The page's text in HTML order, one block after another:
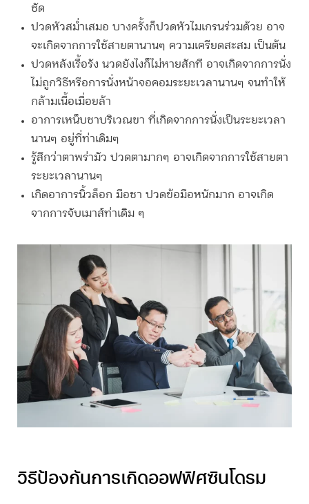
ชัด
ปวดหัวสม่ำเสมอ บางครั้งก็ปวดหัวไมเกรนร่วมด้วย อาจ
จะเกิดจากการใช้สายตานานๆ ความเครียดสะสม เป็นต้น
ปวดหลังเรื้อรัง นวดยังไงก็ไม่หายสักที อาจเกิดจากการนั่ง
ไม่ถูกวิธีหรือการนั่งหน้าจอคอมระยะเวลานานๆ จนทำให้
กล้ามเนื้อเมื่อยล้า
อาการเหน็บชาบริเวณขา ที่เกิดจากการนั่งเป็นระยะเวลา
นานๆ อยู่ที่ท่าเดิมๆ
รู้สึกว่าตาพร่ามัว ปวดตามากๆ อาจเกิดจากการใช้สายตา
ระยะเวลานานๆ
เกิดอาการนิ้วล็อก มือชา ปวดข้อมือหนักมาก อาจเกิด
จากการจับเมาส์ท่าเดิม ๆ
วิธีป้องกันการเกิดออฟฟิศซินโดรม